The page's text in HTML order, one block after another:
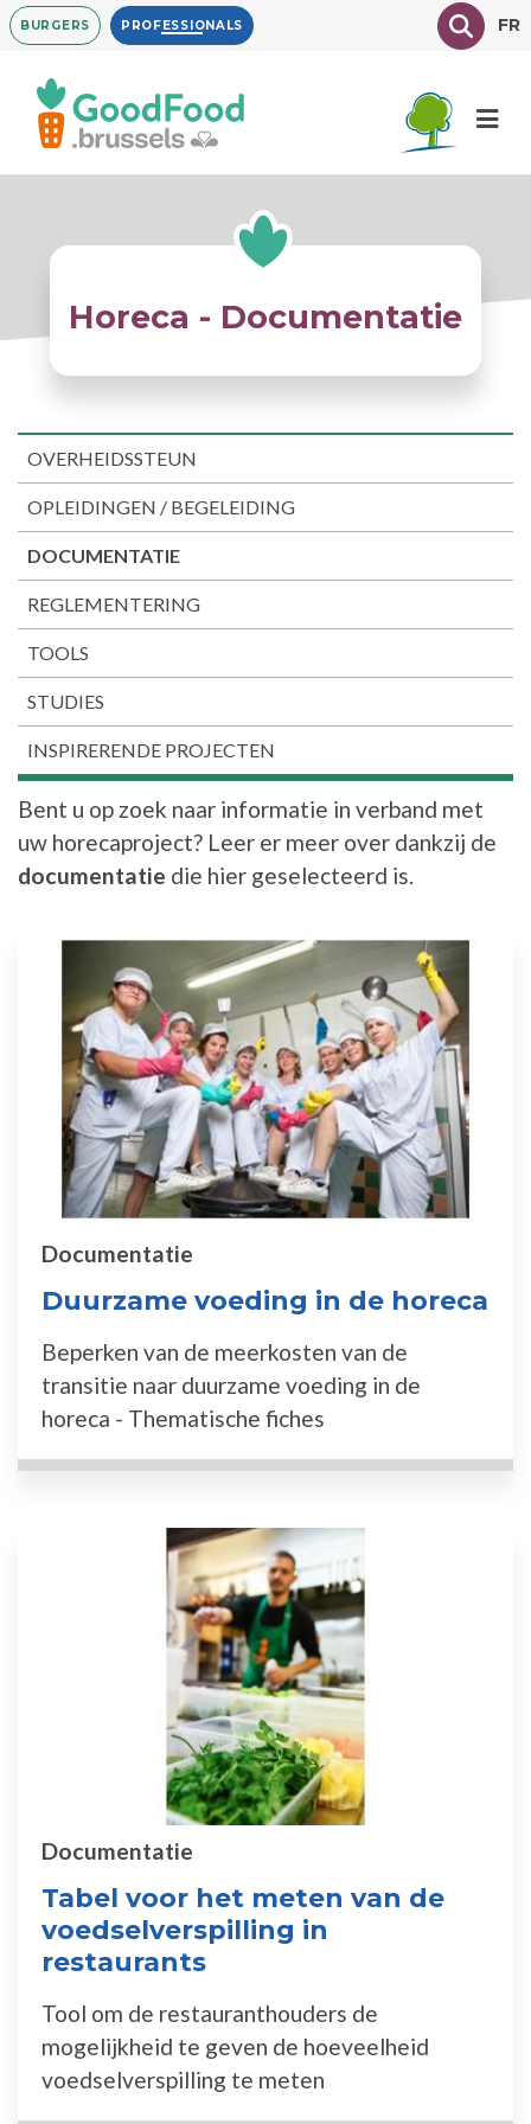
Overslaan
en
inhoud
gaan
BURGERS PROFESSIONALS TexteFR
Horeca - Documentatie
Bent u op zoek naar informatie in verband met
uw horecaproject? Leer er meer over dankzij de
documentatie die hier geselecteerd is.
Duurzame voeding in de horeca
Documentatie
Beperken van de meerkosten van de
transitie naar duurzame voeding in de
horeca - Thematische fiches
Tabel voor het meten van de
voedselverspilling in
restaurants
Documentatie
Tool om de restauranthouders de
mogelijkheid te geven de hoeveelheid
voedselverspilling te meten
OVERHEIDSSTEUN
OPLEIDINGEN / BEGELEIDING
DOCUMENTATIE
REGLEMENTERING
TOOLS
STUDIES
INSPIRERENDE PROJECTEN